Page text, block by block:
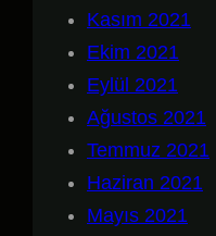
Kasım 2021
Ekim 2021
Eylül 2021
Ağustos 2021
Temmuz 2021
Haziran 2021
Mayıs 2021